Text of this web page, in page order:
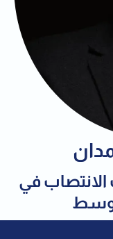
الانتصاب في